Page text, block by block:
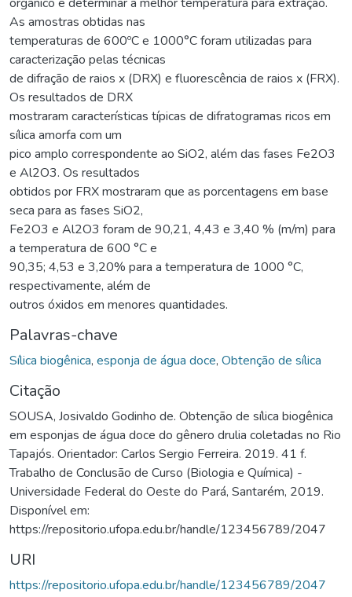
As amostras obtidas nas
temperaturas de 600ºC e 1000°C foram utilizadas para
caracterização pelas técnicas
de difração de raios x (DRX) e fluorescência de raios x (FRX).
Os resultados de DRX
mostraram características típicas de difratogramas ricos em
sílica amorfa com um
pico amplo correspondente ao SiO2, além das fases Fe2O3
e Al2O3. Os resultados
obtidos por FRX mostraram que as porcentagens em base
seca para as fases SiO2,
Fe2O3 e Al2O3 foram de 90,21, 4,43 e 3,40 % (m/m) para
a temperatura de 600 °C e
90,35; 4,53 e 3,20% para a temperatura de 1000 °C,
respectivamente, além de
outros óxidos em menores quantidades.
Palavras-chave
Sílica biogênica, esponja de água doce, Obtenção de sílica
Citação
SOUSA, Josivaldo Godinho de. Obtenção de sílica biogênica
em esponjas de água doce do gênero drulia coletadas no Rio
Tapajós. Orientador: Carlos Sergio Ferreira. 2019. 41 f.
Trabalho de Conclusão de Curso (Biologia e Química) -
Universidade Federal do Oeste do Pará, Santarém, 2019.
Disponível em:
https://repositorio.ufopa.edu.br/handle/123456789/2047
URI
https://repositorio.ufopa.edu.br/handle/123456789/2047